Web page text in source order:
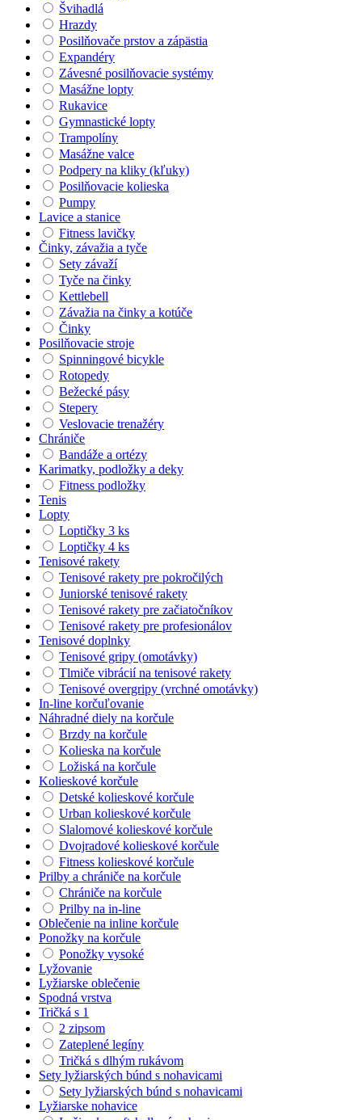
Švihadlá
Hrazdy
Posilňovače prstov a zápästia
Expandéry
Závesné posilňovacie systémy
Masážne lopty
Rukavice
Gymnastické lopty
Trampolíny
Masážne valce
Podpery na kliky (kľuky)
Posilňovacie kolieska
Pumpy
Lavice a stanice
Fitness lavičky
Činky, závažia a tyče
Sety závaží
Tyče na činky
Kettlebell
Závažia na činky a kotúče
Činky
Posilňovacie stroje
Spinningové bicykle
Rotopedy
Bežecké pásy
Stepery
Veslovacie trenažéry
Chrániče
Bandáže a ortézy
Karimatky, podložky a deky
Fitness podložky
Tenis
Lopty
Loptičky 3 ks
Loptičky 4 ks
Tenisové rakety
Tenisové rakety pre pokročilých
Juniorské tenisové rakety
Tenisové rakety pre začiatočníkov
Tenisové rakety pre profesionálov
Tenisové doplnky
Tenisové gripy (omotávky)
Tlmiče vibrácií na tenisové rakety
Tenisové overgripy (vrchné omotávky)
In-line korčuľovanie
Náhradné diely na korčule
Brzdy na korčule
Kolieska na korčule
Ložiská na korčule
Kolieskové korčule
Detské kolieskové korčule
Urban kolieskové korčule
Slalomové kolieskové korčule
Dvojradové kolieskové korčule
Fitness kolieskové korčule
Prilby a chrániče na korčule
Chrániče na korčule
Prilby na in-line
Oblečenie na inline korčule
Ponožky na korčule
Ponožky vysoké
Lyžovanie
Lyžiarske oblečenie
Spodná vrstva
Tričká s 1
2 zipsom
Zateplené legíny
Tričká s dlhým rukávom
Sety lyžiarských búnd s nohavicami
Sety lyžiarských búnd s nohavicami
Lyžiarske nohavice